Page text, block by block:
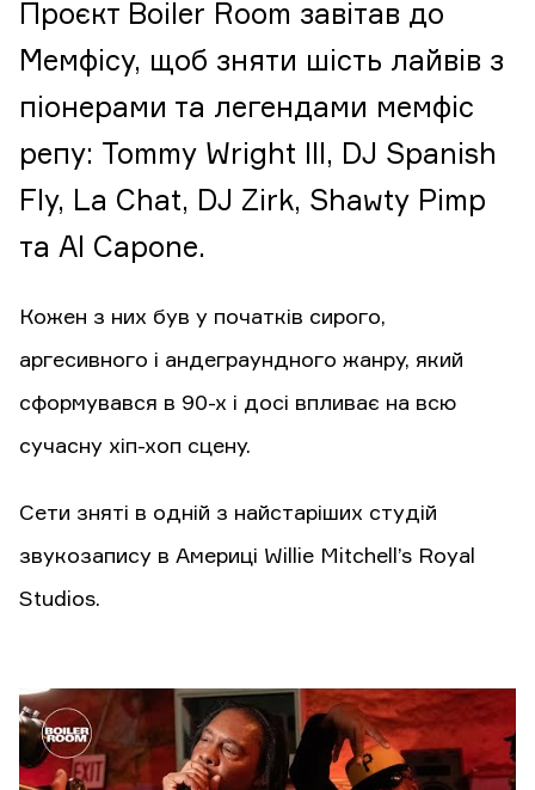
Проєкт Boiler Room завітав до
Мемфісу, щоб зняти шість лайвів з
піонерами та легендами мемфіс
репу: Tommy Wright III, DJ Spanish
Fly, La Chat, DJ Zirk, Shawty Pimp
та Al Capone.
Кожен з них був у початків сирого,
аргесивного і андеграундного жанру, який
сформувався в 90-х і досі впливає на всю
сучасну хіп-хоп сцену.
Сети зняті в одній з найстаріших студій
звукозапису в Америці Willie Mitchell’s Royal
Studios.